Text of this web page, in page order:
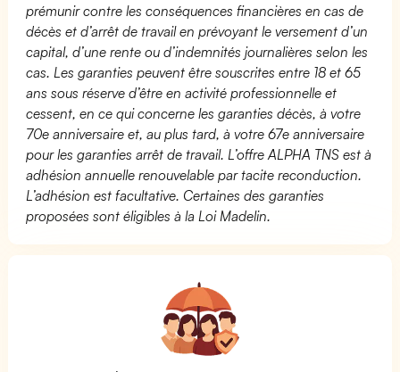
prémunir contre les conséquences financières en cas de
décès et d’arrêt de travail en prévoyant le versement d’un
capital, d’une rente ou d’indemnités journalières selon les
cas. Les garanties peuvent être souscrites entre 18 et 65
ans sous réserve d’être en activité professionnelle et
cessent, en ce qui concerne les garanties décès, à votre
70e anniversaire et, au plus tard, à votre 67e anniversaire
pour les garanties arrêt de travail. L’offre ALPHA TNS est à
adhésion annuelle renouvelable par tacite reconduction.
L’adhésion est facultative. Certaines des garanties
proposées sont éligibles à la Loi Madelin.